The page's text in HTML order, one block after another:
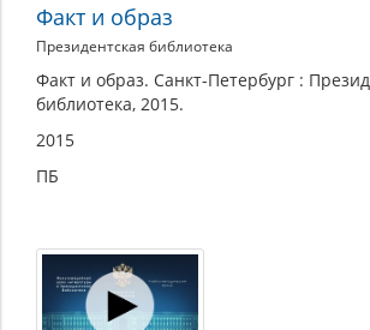
Факт и образ
Президентская библиотека
Факт и образ. Санкт-Петербург :
библиотека, 2015.
2015
ПБ